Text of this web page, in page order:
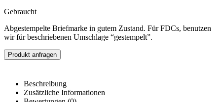
Gebraucht
Abgestempelte Briefmarke in gutem Zustand. Für FDCs, benutzen
wir für beschriebenen Umschlage “gestempelt”.
Produkt anfragen
Beschreibung
Zusätzliche Informationen